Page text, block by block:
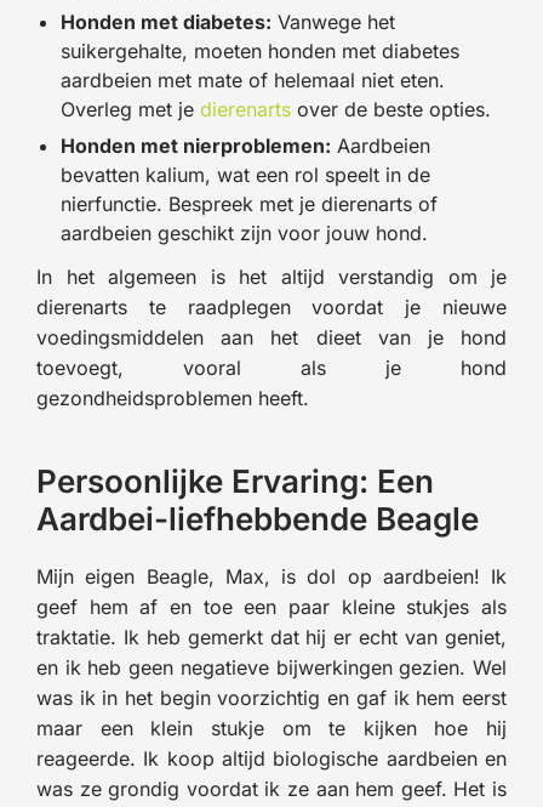
Honden met diabetes: Vanwege het
suikergehalte, moeten honden met diabetes
aardbeien met mate of helemaal niet eten.
Overleg met je dierenarts over de beste opties.
Honden met nierproblemen: Aardbeien
bevatten kalium, wat een rol speelt in de
nierfunctie. Bespreek met je dierenarts of
aardbeien geschikt zijn voor jouw hond.
In het algemeen is het altijd verstandig om je
dierenarts te raadplegen voordat je nieuwe
voedingsmiddelen aan het dieet van je hond
toevoegt, vooral als je hond
gezondheidsproblemen heeft.
Persoonlijke Ervaring: Een
Aardbei-liefhebbende Beagle
Mijn eigen Beagle, Max, is dol op aardbeien! Ik
geef hem af en toe een paar kleine stukjes als
traktatie. Ik heb gemerkt dat hij er echt van geniet,
en ik heb geen negatieve bijwerkingen gezien. Wel
was ik in het begin voorzichtig en gaf ik hem eerst
maar een klein stukje om te kijken hoe hij
reageerde. Ik koop altijd biologische aardbeien en
was ze grondig voordat ik ze aan hem geef. Het is